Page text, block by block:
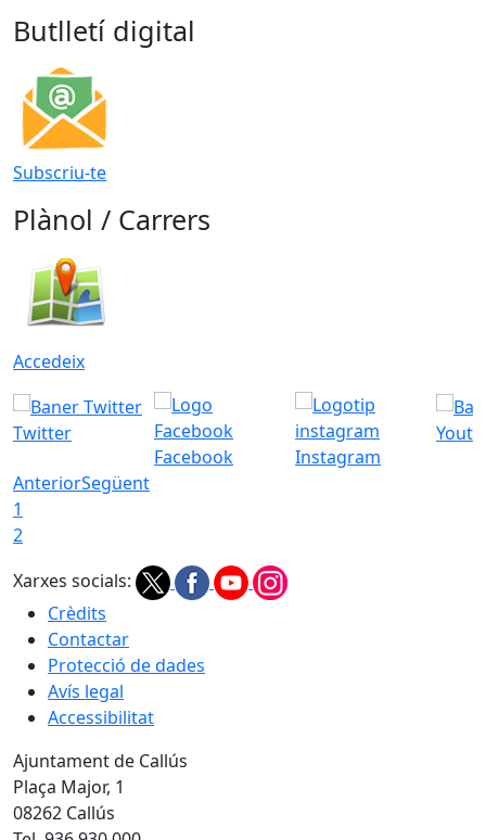
Butlletí digital
Subscriu-te
Plànol / Carrers
Accedeix
Twitter
Facebook
Instagram
AnteriorSegüent
1
2
Xarxes socials:
Crèdits
Contactar
Protecció de dades
Avís legal
Accessibilitat
Ajuntament de Callús
Plaça Major, 1
08262 Callús